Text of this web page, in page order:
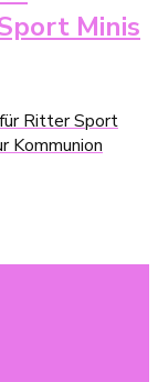
Minis
Ritter Sport
Kommunion